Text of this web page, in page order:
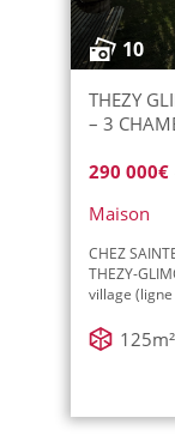
10
THEZY
– 3
290 000€
Maison
CHEZ
THEZY-
village (ligne